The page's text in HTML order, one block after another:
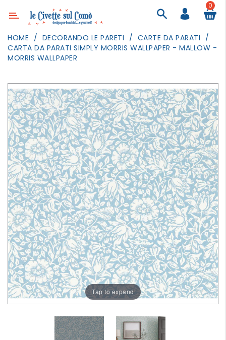
Categoria
ARREDAMENTO
TESSILI
DECORANDO
LE
PARETI
GIOCHI
GESTI
QUOTIDIANI
FESTE
E
EVENTI
OUTDOOR
PER
I
PIU'
GRANDI
0
HOME DECORANDO LE PARETI
CARTE DA PARATI
CARTA DA PARATI SIMPLY MORRIS WALLPAPER - MALLOW -
MORRIS WALLPAPER
Tap to expand